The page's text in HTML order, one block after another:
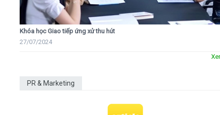
Khóa học Giao tiếp ứng xử thu hút
27/07/2024
PR & Marketing